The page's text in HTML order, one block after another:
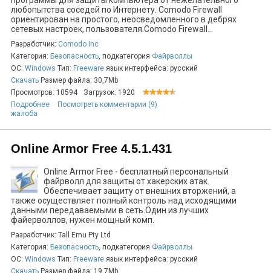
любопытства соседей по Интернету. Comodo Firewall
ориентирован на простого, неосведомленного в дебрях
сетевых настроек, пользователя.Comodo Firewall...
Разработчик: Comodo Inc
Категория: Безопасность, подкатегория Файрволлы
ОС: Windows Тип: Freeware язык интерфейса: русский
Скачать Размер файла: 30,7Mb
Просмотров: 10594
Загрузок: 1920
Подробнее
Посмотреть комментарии (9)
жалоба
Online Armor Free 4.5.1.431
Online Armor Free - бесплатный персональный
файрволл для защиты от хакерских атак.
Обеспечивает защиту от внешних вторжений, а
также осуществляет полный контроль над исходящими
данными передаваемыми в сеть.Один из лучших
файерволлов, нужен мощный комп.
Разработчик: Tall Emu Pty Ltd
Категория: Безопасность, подкатегория Файрволлы
ОС: Windows Тип: Freeware язык интерфейса: русский
Скачать Размер файла: 19,7Mb